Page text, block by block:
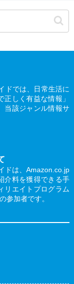
ドでは、日常生活に
しく有益な情報」
当該ジャンル情報サ
ドは、Amazon.co.jp
介料を獲得できる手
リエイトプログラム
参加者です。